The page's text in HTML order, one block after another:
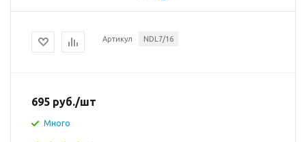
Артикул NDL7/16
695 руб./шт
Много